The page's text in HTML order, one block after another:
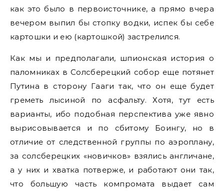
как это было в первоисточнике, а прямо вчера
вечером выпил бы стопку водки, испек бы себе
картошки и ею (картошкой) застрелился.
Как мы и предполагали, шпионская история о
паломниках в Солсберецкий собор еще потянет
Путина в сторону Гааги так, что он еще будет
греметь лысиной по асфальту. Хотя, тут есть
варианты, ибо подобная перспектива уже явно
вырисовывается и по сбитому Боингу, но в
отличие от следственной группы по аэроплану,
за солсберецких «новичков» взялись англичане,
а у них и хватка потверже, и работают они так,
что большую часть компромата выдает сам